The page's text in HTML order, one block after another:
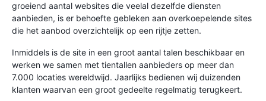
groeiend aantal websites die veelal dezelfde diensten
aanbieden, is er behoefte gebleken aan overkoepelende sites
die het aanbod overzichtelijk op een rijtje zetten.
Inmiddels is de site in een groot aantal talen beschikbaar en
werken we samen met tientallen aanbieders op meer dan
7.000 locaties wereldwijd. Jaarlijks bedienen wij duizenden
klanten waarvan een groot gedeelte regelmatig terugkeert.